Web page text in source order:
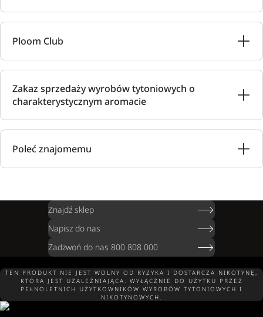
Ploom Club
Zakaz sprzedaży wyrobów tytoniowych o
charakterystycznym aromacie
Poleć znajomemu
Znajdź sklep
Napisz do nas
Zadzwoń do nas 800 808 000
TEN PRODUKT NIE JEST WOLNY OD RYZYKA I DOSTARCZA NIKOTYNĘ,
KTÓRA JEST UZALEŻNIAJĄCA. WYŁĄCZNIE DO UŻYTKU PRZEZ
PEŁNOLETNICH UŻYTKOWNIKÓW WYROBÓW TYTONIOWYCH I
NIKOTYNOWYCH.